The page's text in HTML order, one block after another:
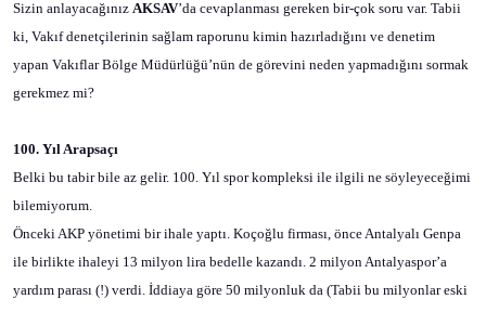
Sizin anlayacağınız AKSAV’da cevaplanması gereken bir-çok soru var. Tabii
ki, Vakıf denetçilerinin sağlam raporunu kimin hazırladığını ve denetim
yapan Vakıflar Bölge Müdürlüğü’nün de görevini neden yapmadığını sormak
gerekmez mi?
100. Yıl Arapsaçı
Belki bu tabir bile az gelir. 100. Yıl spor kompleksi ile ilgili ne söyleyeceğimi
bilemiyorum.
Önceki AKP yönetimi bir ihale yaptı. Koçoğlu firması, önce Antalyalı Genpa
ile birlikte ihaleyi 13 milyon lira bedelle kazandı. 2 milyon Antalyaspor’a
yardım parası (!) verdi. İddiaya göre 50 milyonluk da (Tabii bu milyonlar eski